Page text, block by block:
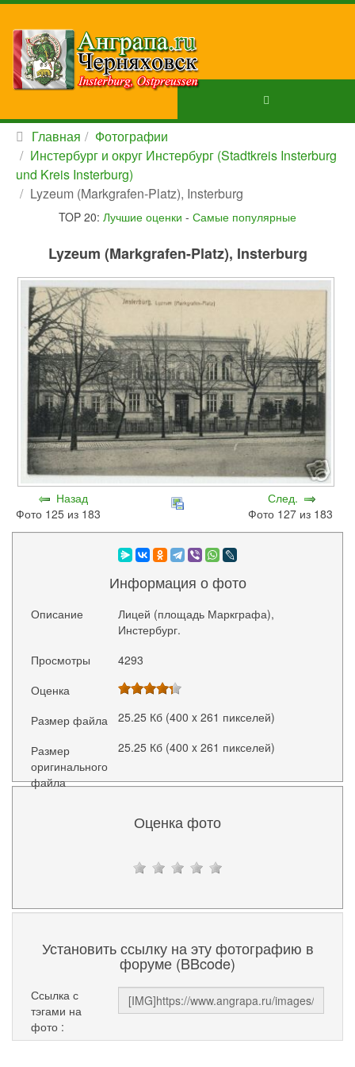
Главная
Фотографии
Инстербург и округ Инстербург (Stadtkreis Insterburg
und Kreis Insterburg)
Lyzeum (Markgrafen-Platz), Insterburg
TOP 20: Лучшие оценки - Самые популярные
Lyzeum (Markgrafen-Platz), Insterburg
Назад
Фото 125 из 183
След.
Фото 127 из 183
Информация о фото
Описание
Лицей (площадь Маркграфа),
Инстербург.
Просмотры
4293
Оценка
Размер файла
25.25 Кб (400 x 261 пикселей)
Размер
оригинального
файла
25.25 Кб (400 x 261 пикселей)
Оценка фото
Установить ссылку на эту фотографию в
форуме (BBcode)
Ссылка с
тэгами на
фото :